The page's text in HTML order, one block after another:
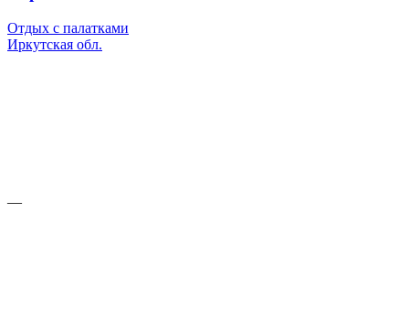
Отдых с палатками
Иркутская обл.
—